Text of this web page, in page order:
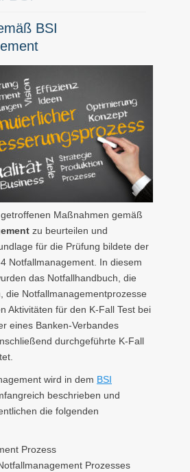
BSI
Maßnahmen gemäß
zu beurteilen und
für die Prüfung bildete der
Notfallmanagement. In diesem
das Notfallhandbuch, die
die Notfallmanagementprozesse
Aktivitäten für den K-Fall Test bei
eines Banken-Verbandes
durchgeführte K-Fall
wird in dem BSI
beschrieben und
die folgenden
Prozess
Prozesses